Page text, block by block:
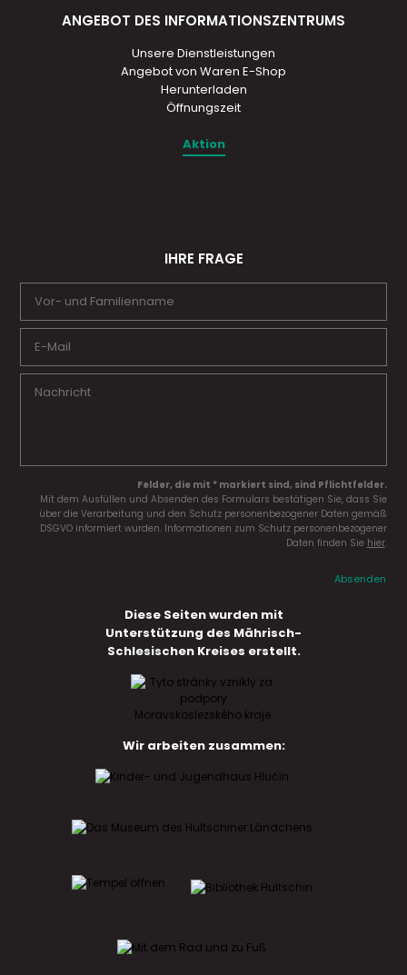
ANGEBOT DES INFORMATIONSZENTRUMS
Unsere Dienstleistungen
Angebot von Waren E-Shop
Herunterladen
Öffnungszeit
Aktion
IHRE FRAGE
Felder, die mit * markiert sind, sind Pflichtfelder.
Mit dem Ausfüllen und Absenden des Formulars bestätigen Sie, dass Sie
über die Verarbeitung und den Schutz personenbezogener Daten gemäß
DSGVO informiert wurden. Informationen zum Schutz personenbezogener
Daten finden Sie hier.
Absenden
Diese Seiten wurden mit
Unterstützung des Mährisch-
Schlesischen Kreises erstellt.
Wir arbeiten zusammen: